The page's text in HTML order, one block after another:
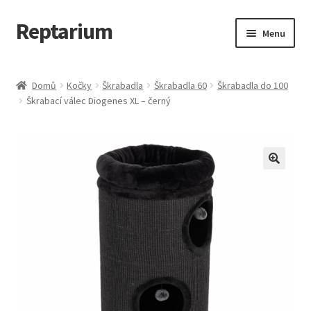
Přeskočit
na
Přejít
k
webu
Reptarium Menu
Košík
Domů Kočky Škrabadla Škrabadla 60
Škrabadla do 100
Škrabací válec Diogenes XL – černý